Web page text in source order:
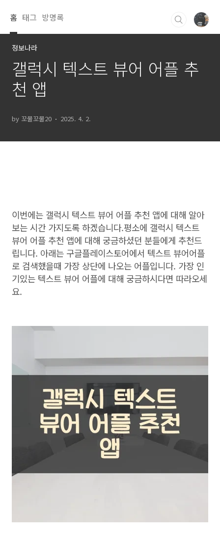
홈 태그 방명록
정보나라
갤럭시 텍스트 뷰어 어플 추
천 앱
by 꼬물꼬물20 2025. 4. 2.
이번에는 갤럭시 텍스트 뷰어 어플 추천 앱에 대해 알아
보는 시간 가지도록 하겠습니다.평소에 갤럭시 텍스트
뷰어 어플 추천 앱에 대해 궁금하셨던 분들에게 추천드
립니다. 아래는 구글플레이스토어에서 텍스트 뷰어어플
로 검색했을때 가장 상단에 나오는 어플입니다. 가장 인
기있는 텍스트 뷰어 어플에 대해 궁금하시다면 따라오세
요.